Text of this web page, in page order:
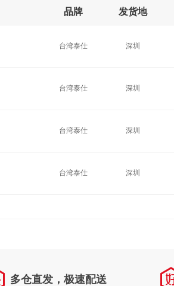
品牌 发货地
台湾泰仕 深圳
台湾泰仕 深圳
台湾泰仕 深圳
台湾泰仕 深圳
多仓直发，极速配送